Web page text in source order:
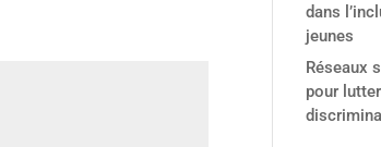
dans
jeunes
Réseaux
pour